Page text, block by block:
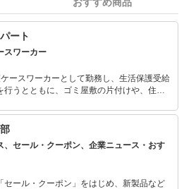
ート
スワーカー
ースワーカーとして勤務し、生活保護受給
行うとともに、ゴミ屋敷の片付けや、住居
数の病休者が出る職場を経験したことで、
ケースワーカーが病気で潰れないようにし
を抱き、ブログ「がんちゃんハウス～元ケ
よる潰れない公務員のススメ～」を開始。
経験を少しでも多くの公務員の方に伝える
ている。
、セール・クーポン、企業ニュース・おす
セール・クーポン」をはじめ、新製品など